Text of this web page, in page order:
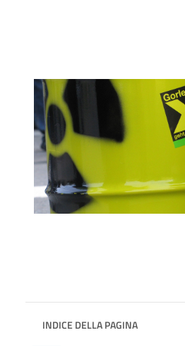
INDICE DELLA PAGINA